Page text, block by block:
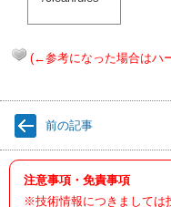
(←参考になった場合はハ
前の記事
注意事項・免責事項
※技術情報につきましては